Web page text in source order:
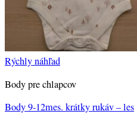
Rýchly náhľad
Body pre chlapcov
Body 9-12mes. krátky rukáv – les